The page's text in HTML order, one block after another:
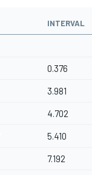
INTERVAL
0.376
3.981
4.702
5.410
7.192